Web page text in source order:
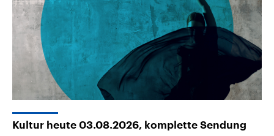
Kultur heute 03.08.2026, komplette Sendung